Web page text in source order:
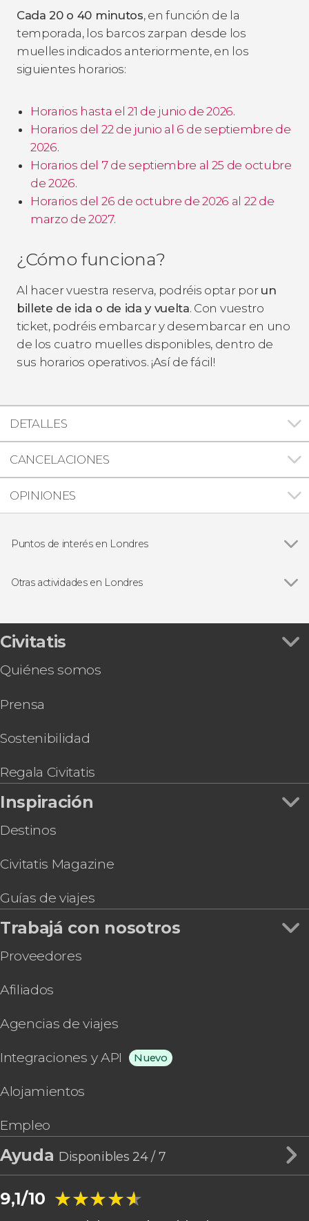
Cada 20 o 40 minutos, en función de la
temporada, los barcos zarpan desde los
muelles indicados anteriormente, en los
siguientes horarios:
Horarios hasta el 21 de junio de 2026.
Horarios del 22 de junio al 6 de septiembre de
2026.
Horarios del 7 de septiembre al 25 de octubre
de 2026.
Horarios del 26 de octubre de 2026 al 22 de
marzo de 2027.
¿Cómo funciona?
Al hacer vuestra reserva, podréis optar por un
billete de ida o de ida y vuelta. Con vuestro
ticket, podréis embarcar y desembarcar en uno
de los cuatro muelles disponibles, dentro de
sus horarios operativos. ¡Así de fácil!
DETALLES
CANCELACIONES
OPINIONES
Puntos de interés en Londres
Palacio de Buckingham
London Eye
Torre de Londres
Catedral de San Pablo
Otras actividades en Londres
Ruta de Harry Potter por el centro de Londres
Visita guiada por el Museo de Historia Natural
Tour por Stamford Bridge, el estadio del Chelsea
Tour del Emirates Stadium
Entradas al Madame Tussauds de Londres
dulce
Entradas para The View from The Shard
Civitatis
Quiénes somos
Prensa
Sostenibilidad
Regala Civitatis
Inspiración
Destinos
Civitatis Magazine
Guías de viajes
Trabajá con nosotros
Proveedores
Afiliados
Agencias de viajes
Integraciones y API Nuevo
Alojamientos
Empleo
Ayuda Disponibles 24 / 7
9,1/10 ★★★★★
★★★★★